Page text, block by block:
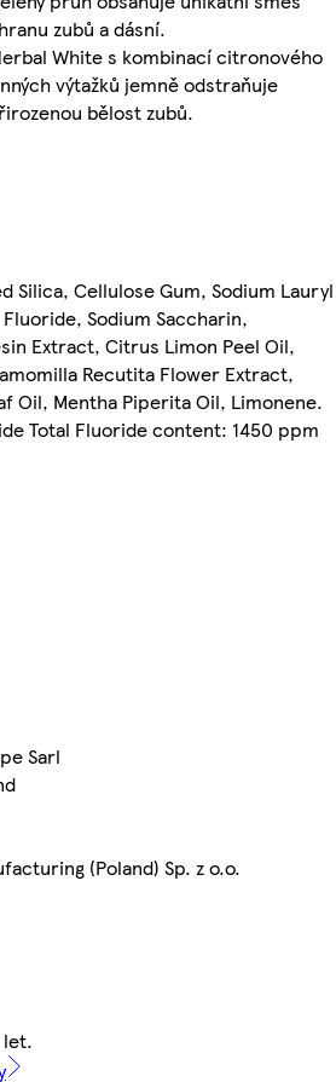
zubů a dásní.
White s kombinací citronového
výtažků jemně odstraňuje
bělost zubů.
Silica, Cellulose Gum, Sodium Lauryl
Sodium Saccharin,
Extract, Citrus Limon Peel Oil,
Recutita Flower Extract,
Oil, Mentha Piperita Oil, Limonene.
Total Fluoride content: 1450 ppm
Sarl
(Poland) Sp. z o.o.
let.